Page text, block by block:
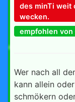
des minTi weit
wecken.
empfohlen von
Wer nach all
kann allein
schmökern